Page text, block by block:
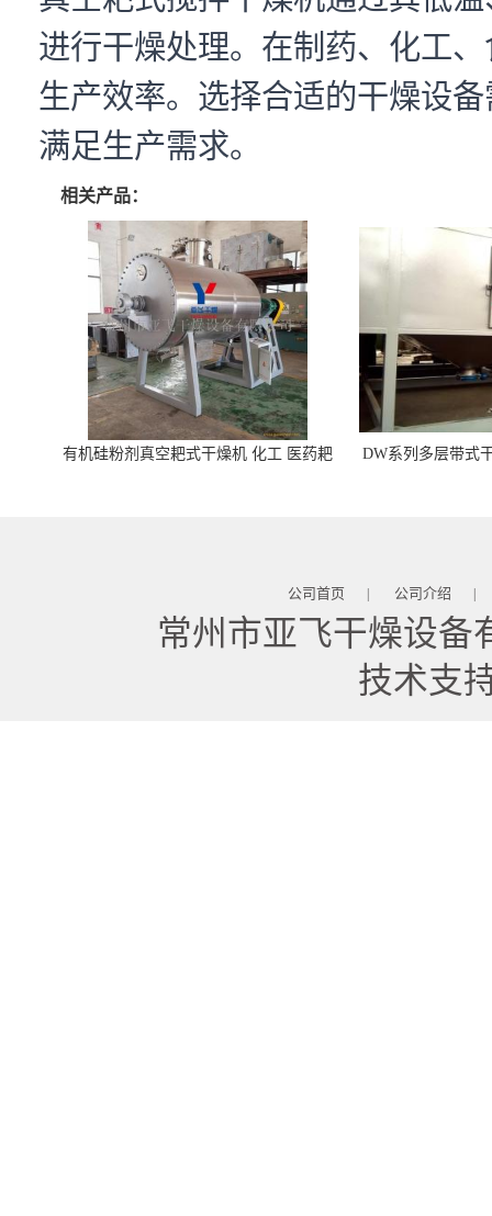
进行干燥处理。在制药、化工
生产效率。选择合适的干燥设
满足生产需求。
相关产品：
有机硅粉剂真空耙式干燥机 化工 医药耙
DW系列多层带式
公司首页 | 公司介绍 |
常州市亚飞干燥设备
技术支